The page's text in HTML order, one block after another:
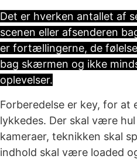
Det er hverken antallet af
scenen eller afsenderen
er fortællingerne, de
bag skærmen og ikke
oplevelser.
Forberedelse er key, for at
lykkedes. Der skal være
kameraer, teknikken skal
indhold skal være loaded